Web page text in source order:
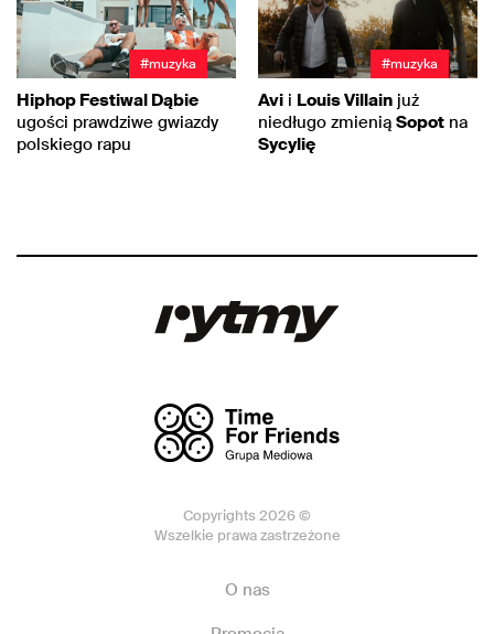
#muzyka
Hiphop Festiwal Dąbie
ugości prawdziwe gwiazdy
polskiego rapu
#muzyka
Avi i Louis Villain już
niedługo zmienią Sopot na
Sycylię
Copyrights 2026 ©
Wszelkie prawa zastrzeżone
O nas